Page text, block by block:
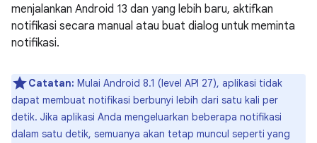
menjalankan Android 13 dan yang lebih baru, aktifkan
notifikasi secara manual atau buat dialog untuk meminta
notifikasi.
Catatan: Mulai Android 8.1 (level API 27), aplikasi tidak
dapat membuat notifikasi berbunyi lebih dari satu kali per
detik. Jika aplikasi Anda mengeluarkan beberapa notifikasi
dalam satu detik, semuanya akan tetap muncul seperti yang